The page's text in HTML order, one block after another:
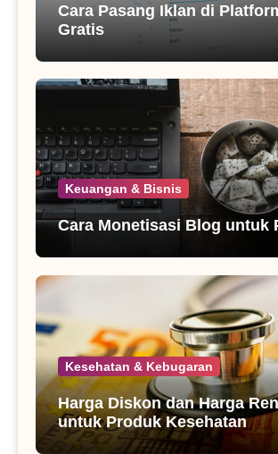
Cara Pasang Iklan di
Gratis
Keuangan & Bisnis
Cara Monetisasi Blog untuk
Kesehatan & Kebugaran
Harga Diskon dan Harga
untuk Produk Kesehatan